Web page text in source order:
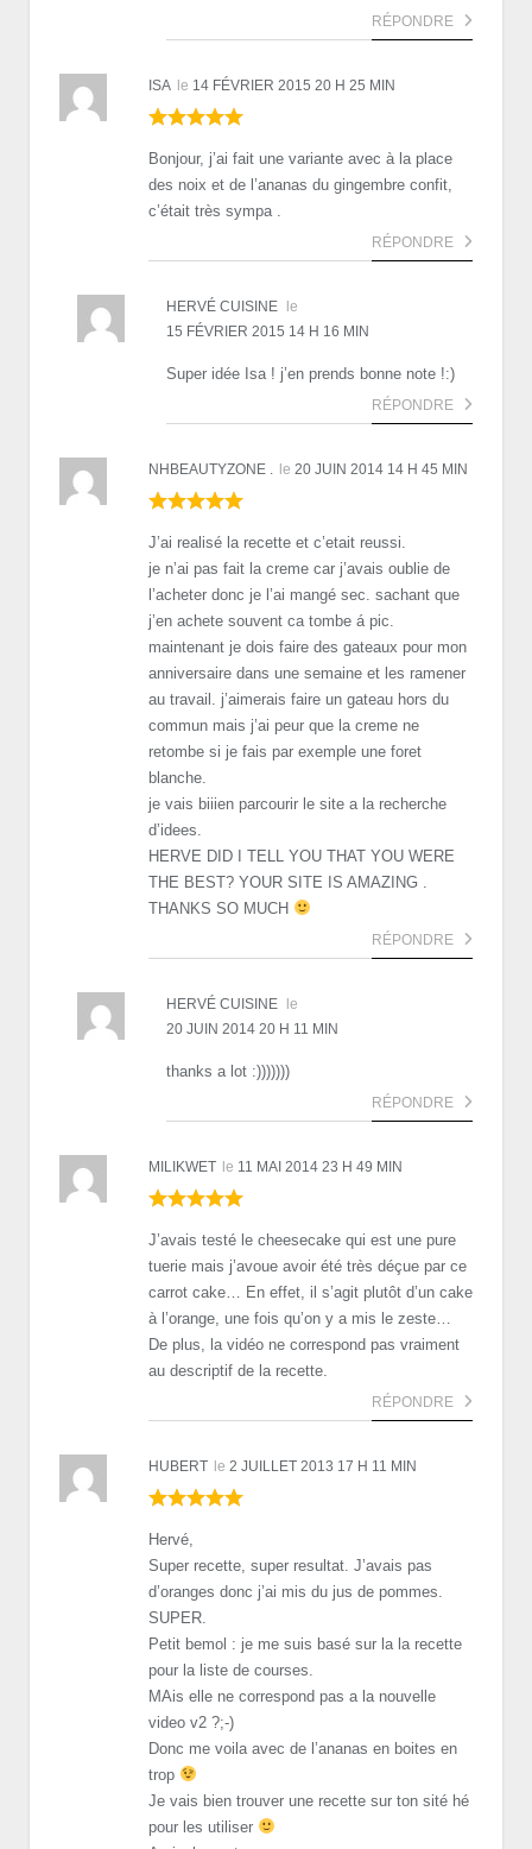
RÉPONDRE
ISA le 14 FÉVRIER 2015 20 H 25 MIN
Bonjour, j’ai fait une variante avec à la place
des noix et de l’ananas du gingembre confit,
c’était très sympa .
RÉPONDRE
HERVÉ CUISINE
le
15 FÉVRIER 2015 14 H 16 MIN
Super idée Isa ! j’en prends bonne note !:)
RÉPONDRE
NHBEAUTYZONE . le 20 JUIN 2014 14 H 45 MIN
J’ai realisé la recette et c’etait reussi.
je n’ai pas fait la creme car j’avais oublie de
l’acheter donc je l’ai mangé sec. sachant que
j’en achete souvent ca tombe á pic.
maintenant je dois faire des gateaux pour mon
anniversaire dans une semaine et les ramener
au travail. j’aimerais faire un gateau hors du
commun mais j’ai peur que la creme ne
retombe si je fais par exemple une foret
blanche.
je vais biiien parcourir le site a la recherche
d’idees.
HERVE DID I TELL YOU THAT YOU WERE
THE BEST? YOUR SITE IS AMAZING .
THANKS SO MUCH
RÉPONDRE
HERVÉ CUISINE
le
20 JUIN 2014 20 H 11 MIN
thanks a lot :)))))))
RÉPONDRE
MILIKWET le 11 MAI 2014 23 H 49 MIN
J’avais testé le cheesecake qui est une pure
tuerie mais j’avoue avoir été très déçue par ce
carrot cake… En effet, il s’agit plutôt d’un cake
à l’orange, une fois qu’on y a mis le zeste…
De plus, la vidéo ne correspond pas vraiment
au descriptif de la recette.
RÉPONDRE
HUBERT le 2 JUILLET 2013 17 H 11 MIN
Hervé,
Super recette, super resultat. J’avais pas
d’oranges donc j’ai mis du jus de pommes.
SUPER.
Petit bemol : je me suis basé sur la la recette
pour la liste de courses.
MAis elle ne correspond pas a la nouvelle
video v2 ?;-)
Donc me voila avec de l’ananas en boites en
trop
Je vais bien trouver une recette sur ton sité hé
pour les utiliser